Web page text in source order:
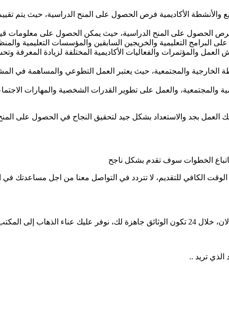
والأنشطة الأكاديمية فرص الحصول على المنح الدراسية، حيث يتم
الحصول على المنح الدراسية، حيث يمكن الحصول على معلومات
البرامج التعليمية والخريجين السابقين والمؤسسات التعليمية
والمؤتمرات والفعاليات الأكاديمية المختلفة لزيادة المعرفة
والمجتمعية، حيث يعتبر العمل التطوعي والمساهمة في
والمجتمعية، والعمل على تطوير القدرات الشخصية والمهارات
بجد والاستعداد بشكل جيد لتحقيق النجاح في الحصول على
الخطوات سوف تقدم بشكل ناجح
الكافي للتقديم، لا تتردد في التواصل معنا من اجل مساعدتك في
المبالغ الضخمة
تريد ..